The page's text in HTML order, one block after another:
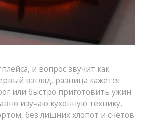
и вопрос звучит как
взгляд, разница кажется
или быстро приготовить ужин
изучаю кухонную технику,
без лишних хлопот и счетов